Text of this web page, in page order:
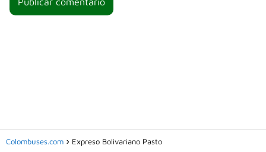
Colombuses.com Expreso Bolivariano Pasto